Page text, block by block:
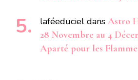
laféeduciel dans Astro
28 Novembre au 4
Aparté pour les